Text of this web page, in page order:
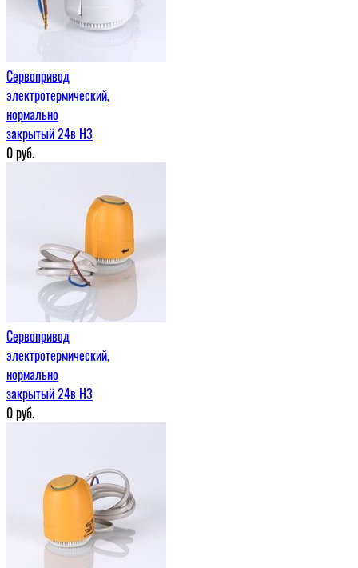
Сервопривод
электротермический,
нормально
закрытый 24в H3
0руб.
Сервопривод
электротермический,
нормально
закрытый 24в H3
0руб.